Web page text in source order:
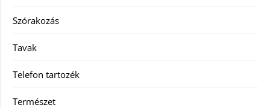
Szórakozás
Tavak
Telefon tartozék
Természet